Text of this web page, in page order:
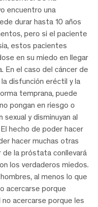
encuentro una
durar hasta 10 años
pero si el paciente
estos pacientes
en su miedo en llegar
En el caso del cáncer de
disfunción eréctil y la
temprana, puede
pongan en riesgo o
y disminuyan al
hecho de poder hacer
hacer muchas otras
la próstata conllevará
los verdaderos miedos.
al menos lo que
acercarse porque
acercarse porque les